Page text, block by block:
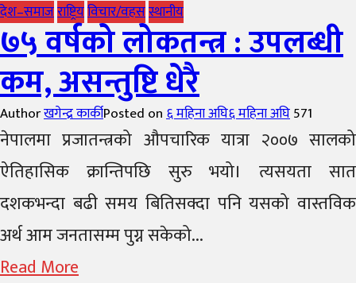
देश–समाजराष्ट्रियविचार/वहसस्थानीय
७५ वर्षको लोकतन्त्र : उपलब्धी
कम, असन्तुष्टि धेरै
Authorखगेन्द्र कार्कीPosted on६ महिना अघि६ महिना अघि571
नेपालमा प्रजातन्त्रको औपचारिक यात्रा २००७ सालको
ऐतिहासिक क्रान्तिपछि सुरु भयो। त्यसयता सात
दशकभन्दा बढी समय बितिसक्दा पनि यसको वास्तविक
अर्थ आम जनतासम्म पुग्न सकेको...
Read More